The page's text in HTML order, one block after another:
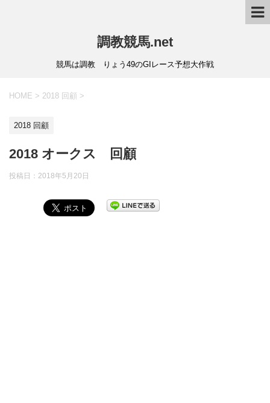
調教競馬.net
競馬は調教 りょう49のGIレース予想大作戦
HOME > 2018 回顧 >
2018 回顧
2018 オークス 回顧
投稿日： 2018年5月20日